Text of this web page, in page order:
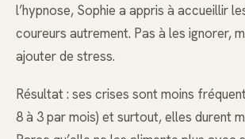
l’hypnose, Sophie a appris à accueillir
coureurs autrement. Pas à les ignorer,
ajouter de stress.
Résultat : ses crises sont moins
8 à 3 par mois) et surtout, elles durent